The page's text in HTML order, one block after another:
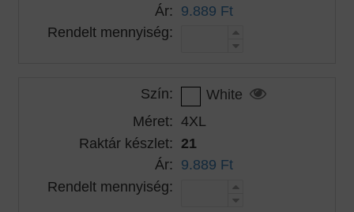
Ár: 9.889 Ft
Rendelt mennyiség:
Szín:
White
Méret: 4XL
Raktár készlet: 21
Ár: 9.889 Ft
Rendelt mennyiség: